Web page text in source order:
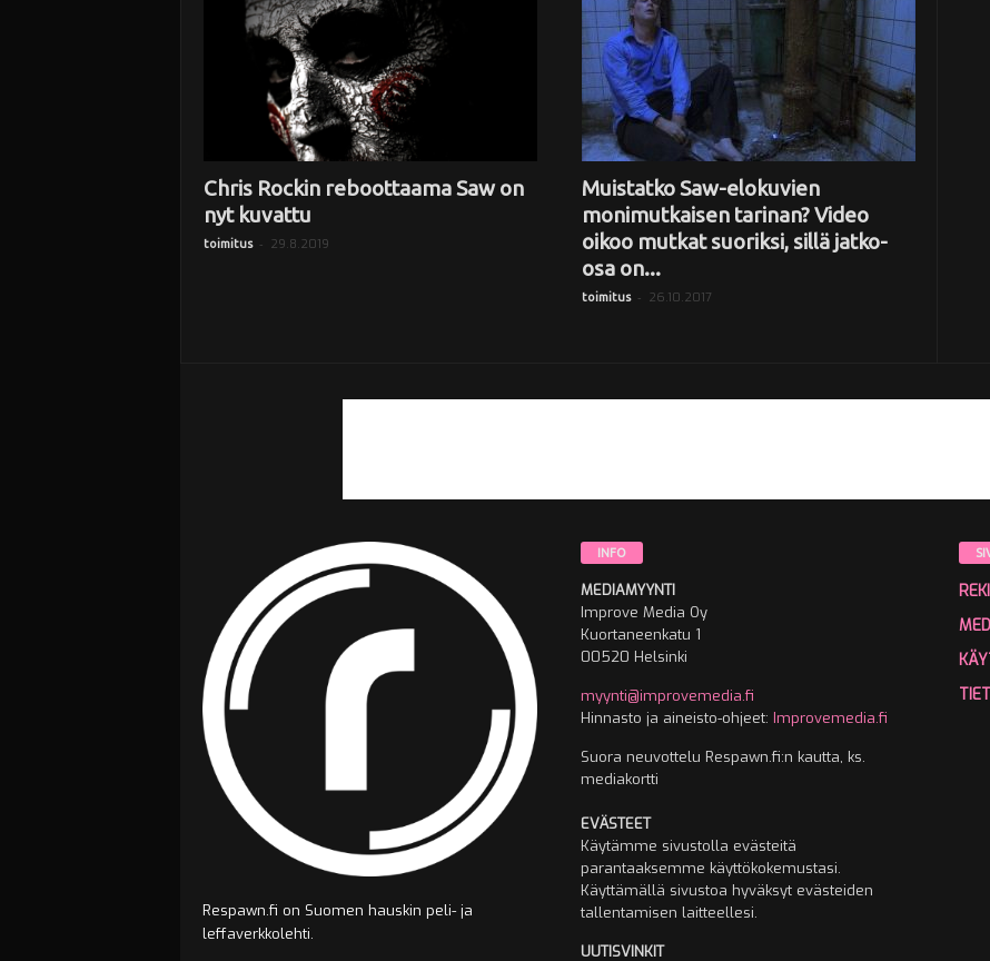
Chris Rockin reboottaama Saw on
nyt kuvattu
toimitus - 29.8.2019
Muistatko Saw-elokuvien
monimutkaisen tarinan? Video
oikoo mutkat suoriksi, sillä jatko-
osa on...
toimitus - 26.10.2017
Respawn.fi on Suomen hauskin peli- ja
leffaverkkolehti.
INFO
MEDIAMYYNTI
Improve Media Oy
Kuortaneenkatu 1
00520 Helsinki
myynti@improvemedia.fi
Hinnasto ja aineisto-ohjeet: Improvemedia.fi
Suora neuvottelu Respawn.fi:n kautta, ks.
mediakortti
EVÄSTEET
Käytämme sivustolla evästeitä
parantaaksemme käyttökokemustasi.
Käyttämällä sivustoa hyväksyt evästeiden
tallentamisen laitteellesi.
UUTISVINKIT